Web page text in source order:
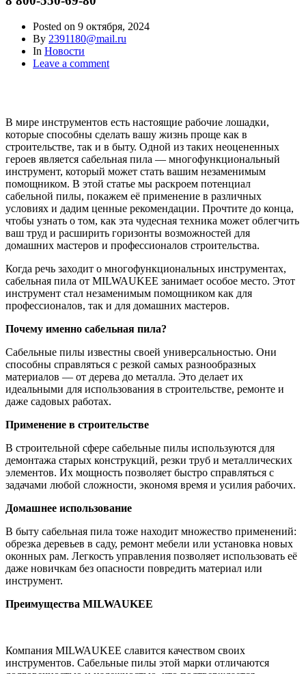
Posted on 9 октября, 2024
By 2391180@mail.ru
In Новости
Leave a comment
В мире инструментов есть настоящие рабочие лошадки,
которые способны сделать вашу жизнь проще как в
строительстве, так и в быту. Одной из таких неоцененных
героев является сабельная пила — многофункциональный
инструмент, который может стать вашим незаменимым
помощником. В этой статье мы раскроем потенциал
сабельной пилы, покажем её применение в различных
условиях и дадим ценные рекомендации. Прочтите до конца,
чтобы узнать о том, как эта чудесная техника может облегчить
ваш труд и расширить горизонты возможностей для
домашних мастеров и профессионалов строительства.
Когда речь заходит о многофункциональных инструментах,
сабельная пила от MILWAUKEE занимает особое место. Этот
инструмент стал незаменимым помощником как для
профессионалов, так и для домашних мастеров.
Почему именно сабельная пила?
Сабельные пилы известны своей универсальностью. Они
способны справляться с резкой самых разнообразных
материалов — от дерева до металла. Это делает их
идеальными для использования в строительстве, ремонте и
даже садовых работах.
Применение в строительстве
В строительной сфере сабельные пилы используются для
демонтажа старых конструкций, резки труб и металлических
элементов. Их мощность позволяет быстро справляться с
задачами любой сложности, экономя время и усилия рабочих.
Домашнее использование
В быту сабельная пила тоже находит множество применений:
обрезка деревьев в саду, ремонт мебели или установка новых
оконных рам. Легкость управления позволяет использовать её
даже новичкам без опасности повредить материал или
инструмент.
Преимущества MILWAUKEE
Компания MILWAUKEE славится качеством своих
инструментов. Сабельные пилы этой марки отличаются